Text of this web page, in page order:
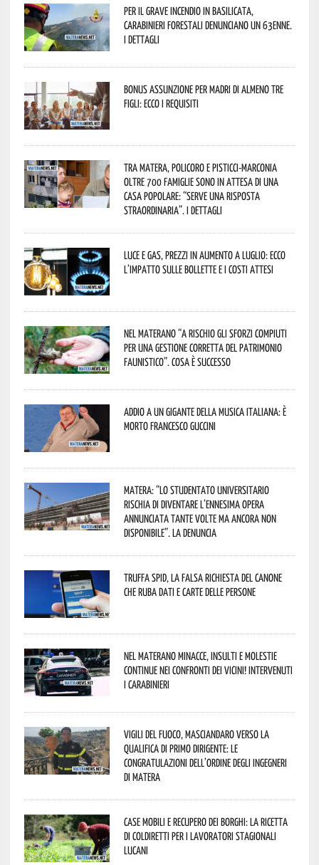
Per il grave incendio in Basilicata,
Carabinieri forestali denunciano un 63enne.
I dettagli
Bonus assunzione per madri di almeno tre
figli: ecco i requisiti
Tra Matera, Policoro e Pisticci-Marconia
oltre 700 famiglie sono in attesa di una
casa popolare: “serve una risposta
straordinaria”. I dettagli
Luce e gas, prezzi in aumento a luglio: ecco
l’impatto sulle bollette e i costi attesi
Nel materano “a rischio gli sforzi compiuti
per una gestione corretta del patrimonio
faunistico”. Cosa è successo
Addio a un gigante della musica italiana: è
morto Francesco Guccini
Matera: “Lo studentato universitario
rischia di diventare l’ennesima opera
annunciata tante volte ma ancora non
disponibile”. La denuncia
Truffa Spid, la falsa richiesta del canone
che ruba dati e carte delle persone
Nel materano minacce, insulti e molestie
continue nei confronti dei vicini! Intervenuti
i Carabinieri
Vigili del Fuoco, Masciandaro verso la
qualifica di Primo Dirigente: le
congratulazioni dell’Ordine degli Ingegneri
di Matera
Case mobili e recupero dei borghi: la ricetta
di Coldiretti per i lavoratori stagionali
lucani